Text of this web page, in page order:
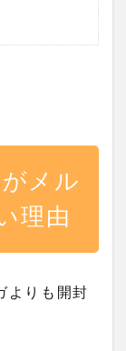
メル
理由
よりも開封